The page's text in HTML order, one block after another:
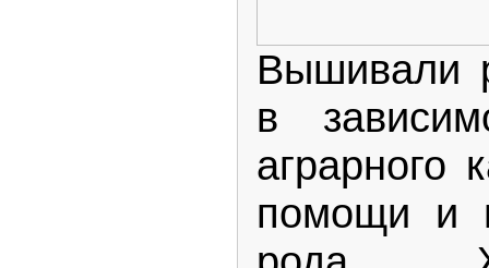
Вышивали
в
аграрного
помощи и